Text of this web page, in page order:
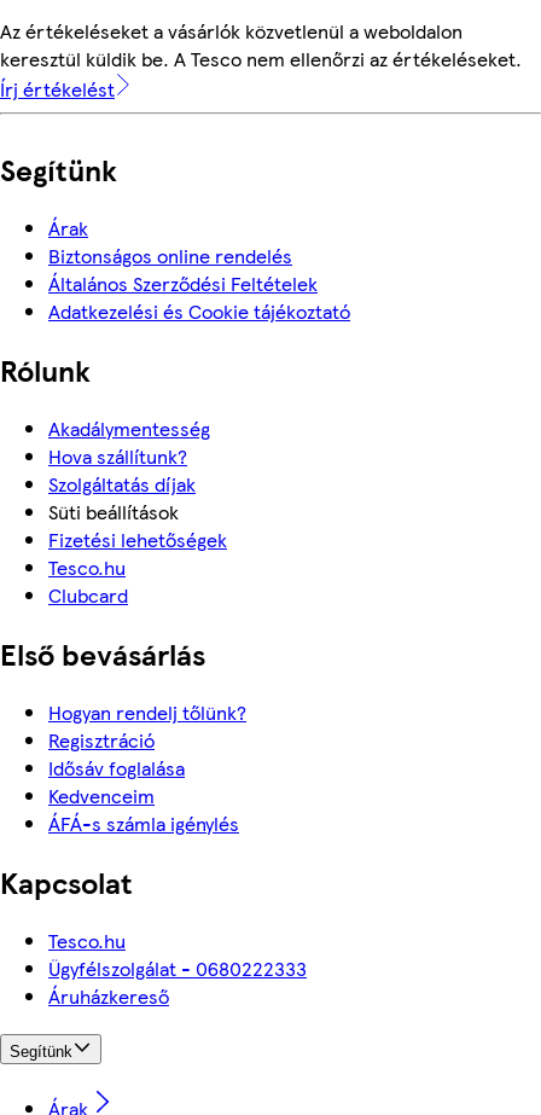
Az értékeléseket a vásárlók közvetlenül a weboldalon
keresztül küldik be. A Tesco nem ellenőrzi az értékeléseket.
Írj értékelést
Segítünk
Árak
Biztonságos online rendelés
Általános Szerződési Feltételek
Adatkezelési és Cookie tájékoztató
Rólunk
Akadálymentesség
Hova szállítunk?
Szolgáltatás díjak
Süti beállítások
Fizetési lehetőségek
Tesco.hu
Clubcard
Első bevásárlás
Hogyan rendelj tőlünk?
Regisztráció
Idősáv foglalása
Kedvenceim
ÁFÁ-s számla igénylés
Kapcsolat
Tesco.hu
Ügyfélszolgálat - 0680222333
Áruházkereső
Segítünk
Árak